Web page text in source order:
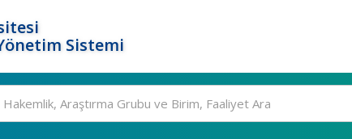
Sistemi